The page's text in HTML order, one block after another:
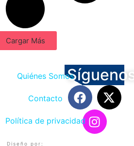
Cargar Más
Quiénes Somos
Contacto
Política de privacidad
Diseño por: